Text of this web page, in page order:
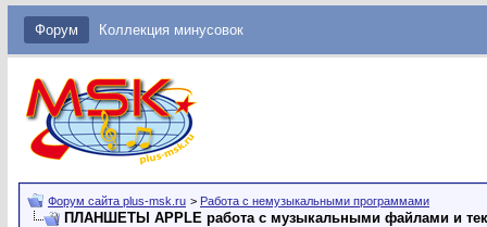
Форум Коллекция минусовок
Форум сайта plus-msk.ru > Работа с немузыкальными программами
ПЛАНШЕТЫ APPLE работа с музыкальными файлами и